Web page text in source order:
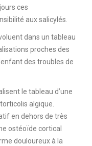
ces
aux salicylés.
dans un tableau
proches des
des troubles de
le tableau d’une
algique.
en dehors de très
ostéoïde cortical
douloureux à la